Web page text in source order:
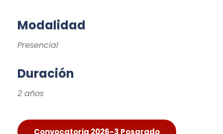
Modalidad
Presencial
Duración
2 años
Convocatoria 2026-3 Posgrado